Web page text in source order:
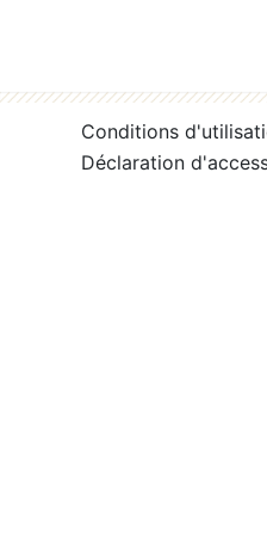
Conditions
Déclaration